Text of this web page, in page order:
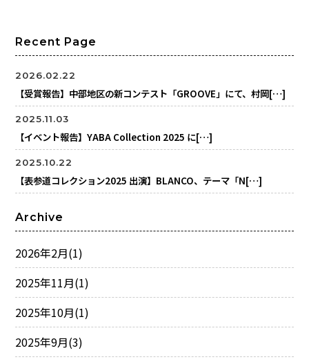
Recent Page
2026.02.22
【受賞報告】中部地区の新コンテスト「GROOVE」にて、村岡[…]
2025.11.03
【イベント報告】YABA Collection 2025 に[…]
2025.10.22
【表参道コレクション2025 出演】BLANCO、テーマ「N[…]
Archive
2026年2月(1)
2025年11月(1)
2025年10月(1)
2025年9月(3)